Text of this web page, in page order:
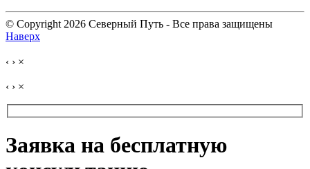
© Copyright 2026 Северный Путь - Все права защищены
Наверх
‹ › ×
‹ › ×
Заявка на бесплатную